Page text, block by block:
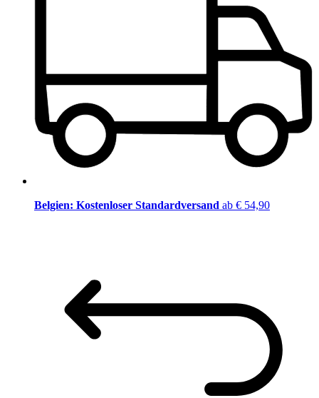
Belgien: Kostenloser Standardversand ab € 54,90